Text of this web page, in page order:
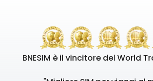
BNESIM è il vincitore del World